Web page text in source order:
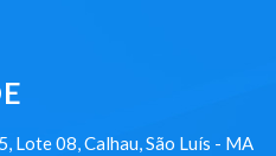
Lote 08, Calhau, São Luís - MA